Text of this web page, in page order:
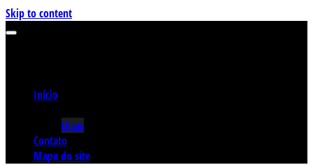
Skip to content
Início
Dicas
Contato
Mapa do site